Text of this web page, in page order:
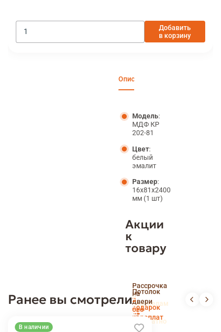
Добавить
в корзину
Описание
Модель:
МДФ КР
202-81
Цвет:
белый
эмалит
Размер:
16x81x2400
мм (1 шт)
Акции
к
товару
пенсионерам
и
новоселам
Рассрочка
на
двери
без
переплат
Потолок
в
подарок
Доставка
и
установка
беслпатно
Ранее вы смотрели
В наличии